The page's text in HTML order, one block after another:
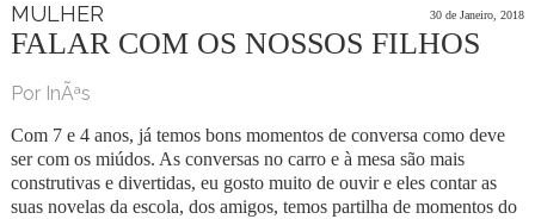
MULHER 30 de Janeiro, 2018
FALAR COM OS NOSSOS FILHOS
Por InÃªs
Com 7 e 4 anos, já temos bons momentos de conversa como deve
ser com os miúdos. As conversas no carro e à mesa são mais
construtivas e divertidas, eu gosto muito de ouvir e eles contar as
suas novelas da escola, dos amigos, temos partilha de momentos do